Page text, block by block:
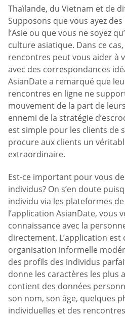
Thaïlande, du Vietnam et de
Supposons que vous ayez
l’Asie ou que vous ne soyez
culture asiatique. Dans ce
rencontres peut vous aider à
avec des correspondances
AsianDate a remarqué que
rencontres en ligne ne
mouvement de la part de
ennemi de la stratégie
est simple pour les clients de
procure aux clients un
extraordinaire.
Est-ce important pour vous
individus? On s’en doute
individu via les plateformes
l’application AsianDate, vous
connaissance avec la
directement. L’application
organisation informelle
des profils des individus
donne les caractères les plus
contient des données
son nom, son âge, quelques
individuelles et des